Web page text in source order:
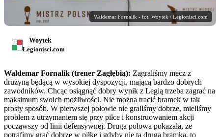
Waldemar Fornalik - fot. Woytek / Legionisci.com
Woytek
Legionisci.com
Waldemar Fornalik (trener Zagłębia): Zagraliśmy mecz z
drużyną będącą w wysokiej dyspozycji, mającą bardzo dobrych
zawodników. Chcąc osiągnąć dobry wynik z Legią trzeba zagrać na
maksimum swoich możliwości. Nie można tracić bramek w tak
prosty sposób. W pierwszej połowie nie graliśmy dobrze, mieliśmy
problem z utrzymaniem się przy piłce i konstruowaniem akcji
począwszy od linii defensywnej. Druga połowa pokazała, że
potrafimy grać dobrze w piłkę i gdyby nie ta druga bramka, to